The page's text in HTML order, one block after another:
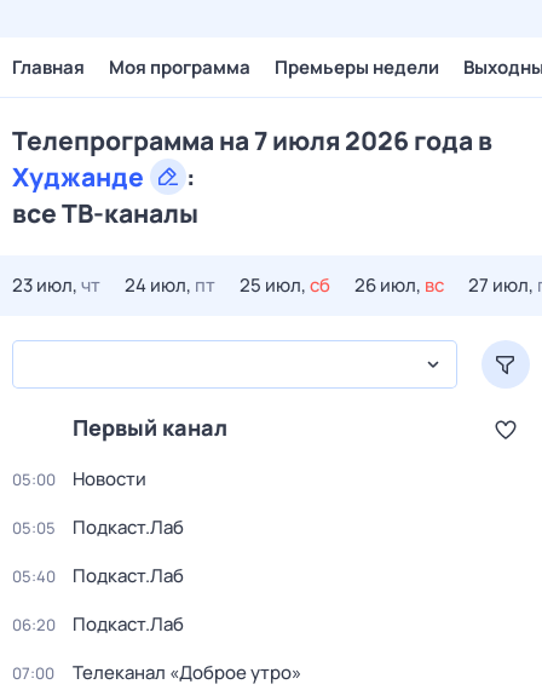
Главная Моя программа Премьеры недели
Телепрограмма на 7 июля 2026 года в
Худжанде
:
все ТВ-каналы
23 июл,чт 24 июл, пт 25 июл,сб 26 июл, вс 27 июл,
Первый канал
05:00 Новости
05:05 Подкаст.Лаб
05:40 Подкаст.Лаб
06:20 Подкаст.Лаб
07:00 Телеканал «Доброе утро»